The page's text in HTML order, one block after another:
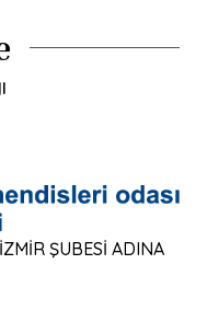
zeka gelişimini
ŞUBESİ ADINA